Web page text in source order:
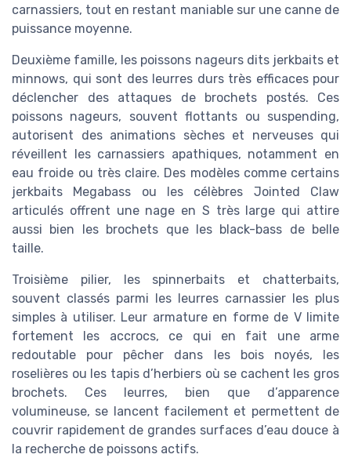
carnassiers, tout en restant maniable sur une canne de
puissance moyenne.
Deuxième famille, les poissons nageurs dits jerkbaits et
minnows, qui sont des leurres durs très efficaces pour
déclencher des attaques de brochets postés. Ces
poissons nageurs, souvent flottants ou suspending,
autorisent des animations sèches et nerveuses qui
réveillent les carnassiers apathiques, notamment en
eau froide ou très claire. Des modèles comme certains
jerkbaits Megabass ou les célèbres Jointed Claw
articulés offrent une nage en S très large qui attire
aussi bien les brochets que les black-bass de belle
taille.
Troisième pilier, les spinnerbaits et chatterbaits,
souvent classés parmi les leurres carnassier les plus
simples à utiliser. Leur armature en forme de V limite
fortement les accrocs, ce qui en fait une arme
redoutable pour pêcher dans les bois noyés, les
roselières ou les tapis d’herbiers où se cachent les gros
brochets. Ces leurres, bien que d’apparence
volumineuse, se lancent facilement et permettent de
couvrir rapidement de grandes surfaces d’eau douce à
la recherche de poissons actifs.